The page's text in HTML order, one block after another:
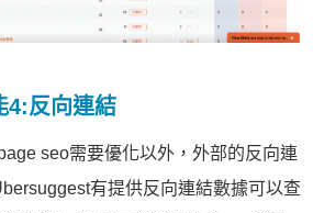
4:反向連結
seo需要優化以外，外部的反向連
有提供反向連結數據可以查